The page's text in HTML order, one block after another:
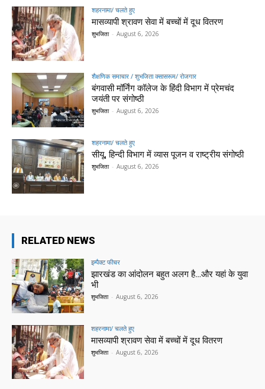
शहरनामा/ चलते हुए
मासव्यापी श्रावण सेवा में बच्चों में दूध वितरण
शुभजिता - August 6, 2026
शैक्षणिक समाचार / शुभजिता क्सासरूम/ रोजगार
बंगवासी मॉर्निंग कॉलेज के हिंदी विभाग में प्रेमचंद
जयंती पर संगोष्ठी
शुभजिता - August 6, 2026
शहरनामा/ चलते हुए
सीयू, हिन्दी विभाग में व्यास पूजन व राष्ट्रीय संगोष्ठी
शुभजिता - August 6, 2026
RELATED NEWS
इम्पैक्ट फीचर
झारखंड का आंदोलन बहुत अलग है…और यहां के युवा
भी
शुभजिता - August 6, 2026
शहरनामा/ चलते हुए
मासव्यापी श्रावण सेवा में बच्चों में दूध वितरण
शुभजिता - August 6, 2026